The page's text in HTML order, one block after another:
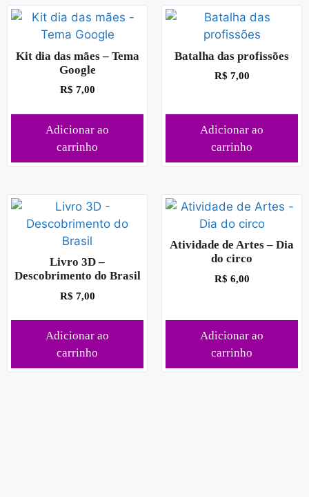
Kit dia das mães – Tema
Google
R$ 7,00
Adicionar ao
carrinho
Batalha das profissões
R$ 7,00
Adicionar ao
carrinho
Livro 3D –
Descobrimento do Brasil
R$ 7,00
Adicionar ao
carrinho
Atividade de Artes – Dia
do circo
R$ 6,00
Adicionar ao
carrinho